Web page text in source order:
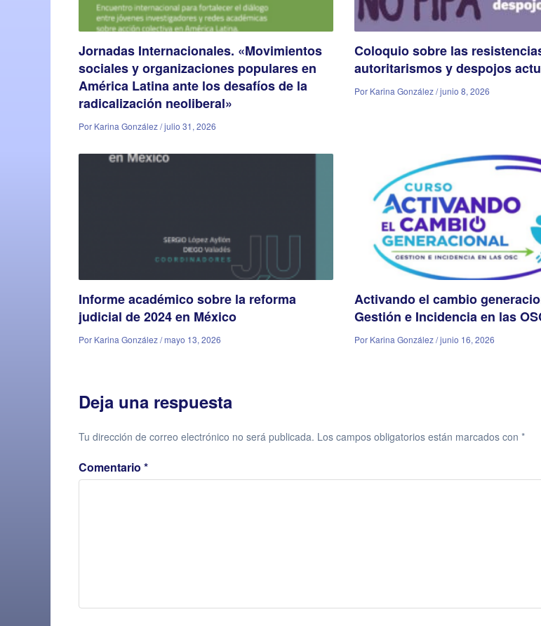
Jornadas Internacionales. «Movimientos
sociales y organizaciones populares en
América Latina ante los desafíos de la
radicalización neoliberal»
Por Karina González / julio 31, 2026
Coloquio sobre las
autoritarismos y despojos
Por Karina González / junio 8, 2026
Informe académico sobre la reforma
judicial de 2024 en México
Por Karina González / mayo 13, 2026
Activando el cambio
Gestión e Incidencia en las
Por Karina González / junio 16, 2026
Deja una respuesta
Tu dirección de correo electrónico no será publicada. Los campos obligatorios están marcados con *
Comentario *